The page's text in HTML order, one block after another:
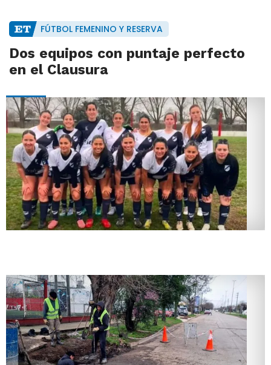
FÚTBOL FEMENINO Y RESERVA
Dos equipos con puntaje perfecto
en el Clausura